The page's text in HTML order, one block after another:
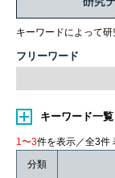
キーワードによって研
フリーワード
キーワード一覧
1〜3件を表示／全3件
分類